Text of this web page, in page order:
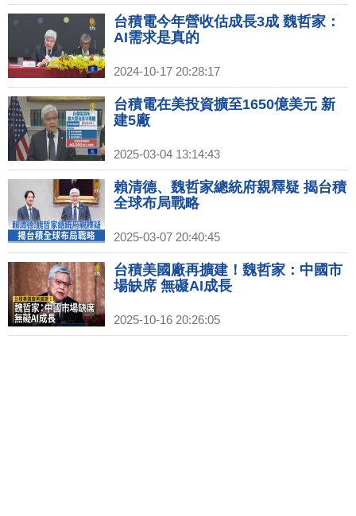
臉
台積電今年營收估成長3成 魏哲家：
AI需求是真的
2024-10-17 20:28:17
台積電在美投資擴至1650億美元 新
建5廠
2025-03-04 13:14:43
賴清德、魏哲家總統府親釋疑 揭台積
全球布局戰略
2025-03-07 20:40:45
台積美國廠再擴建！魏哲家：中國市
場缺席 無礙AI成長
2025-10-16 20:26:05